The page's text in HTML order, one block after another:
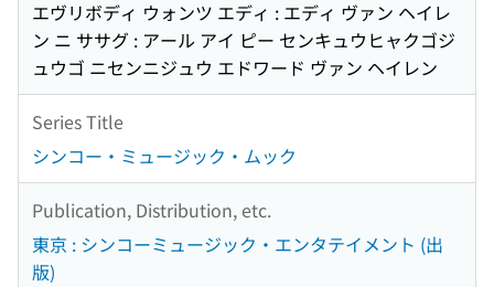
エヴリボディ ウォンツ エディ : エディ ヴァン ヘイレ
ン ニ ササグ : アール アイ ピー センキュウヒャクゴジ
ュウゴ ニセンニジュウ エドワード ヴァン ヘイレン
Series Title
シンコー・ミュージック・ムック
Publication, Distribution, etc.
東京 : シンコーミュージック・エンタテイメント (出
版)